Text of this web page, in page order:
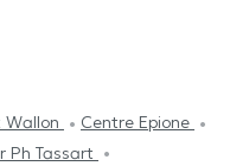
Wallon
Centre Epione
Ph Tassart